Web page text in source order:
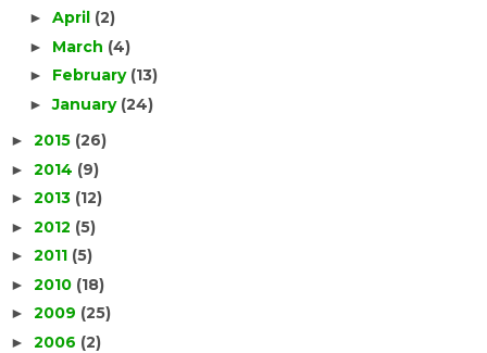
► April (2)
► March (4)
► February (13)
►January (24)
► 2015 (26)
► 2014 (9)
► 2013 (12)
► 2012 (5)
► 2011 (5)
► 2010 (18)
► 2009 (25)
► 2006 (2)